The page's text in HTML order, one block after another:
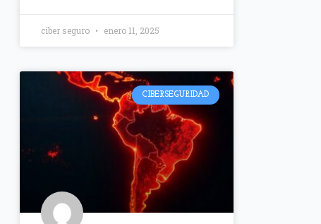
ciber seguro enero 11, 2025
CIBERSEGURIDAD